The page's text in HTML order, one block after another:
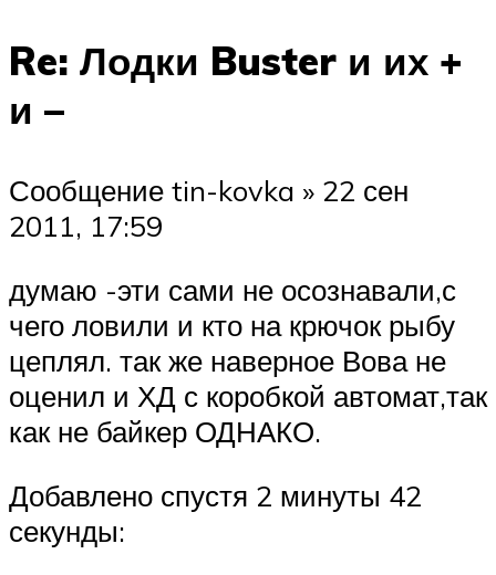
Re: Лодки Buster и их +
и –
Сообщение tin-kovka » 22 сен
2011, 17:59
думаю -эти сами не осознавали,с
чего ловили и кто на крючок рыбу
цеплял. так же наверное Вова не
оценил и ХД с коробкой автомат,так
как не байкер ОДНАКО.
Добавлено спустя 2 минуты 42
секунды: